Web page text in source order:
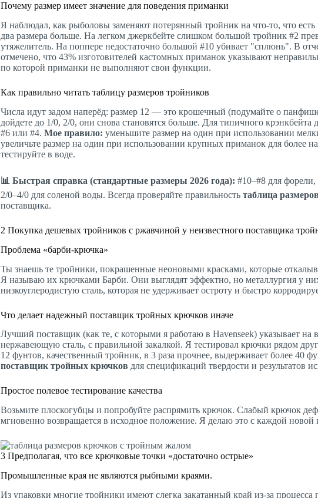
Почему размер имеет значение для поведения приманки
Я наблюдал, как рыболовы заменяют потерянный тройник на что-то, что
два размера больше. На легком джеркбейте слишком большой тройник #2
утяжелитель. На поппере недостаточно большой #10 убивает "сплюнь". В
отмечено, что 43% изготовителей кастомных приманок указывают
по которой приманки не выполняют свои функции.
Как правильно читать таблицу размеров тройников
Числа идут задом наперёд: размер 12 — это крошечный (подумайте о
дойдете до 1/0, 2/0, они снова становятся больше. Для типичного крэнкбейта
#6 или #4.Мое правило: уменьшите размер на один при использовании
увеличьте размер на один при использовании крупных приманок для более
тестируйте в воде.
📊 Быстрая справка (стандартные размеры 2026 года): #10–#8 для
2/0–4/0 для соленой воды. Всегда проверяйте правильностьтаблица
поставщика.
2 Покупка дешевых тройников с ржавчиной у неизвестного поставщика
Проблема «барби-крючка»
Ты знаешь те тройники, покрашенные неоновыми красками, которые
Я называю их крючками Барби. Они выглядят эффектно, но металлургия у
низкоуглеродистую сталь, которая не удерживает остроту и быстро
Что делает надежный поставщик тройных крючков иначе
Лучший поставщик (как те, с которыми я работаю в Havenseek) указывает на
нержавеющую сталь, с правильной закалкой. Я тестировал крючки рядом
12 фунтов, качественный тройник, в 3 раза прочнее, выдерживает более 40
поставщик тройных крючков для спецификаций твердости и результатов
Простое полевое тестирование качества
Возьмите плоскогубцы и попробуйте распрямить крючок. Слабый крючок
мгновенно возвращается в исходное положение. Я делаю это с каждой
3 Предполагая, что все крючковые точки «достаточно острые»
Промышленные края не являются рыбными краями.
Из упаковки многие тройники имеют слегка закатанный край из-за